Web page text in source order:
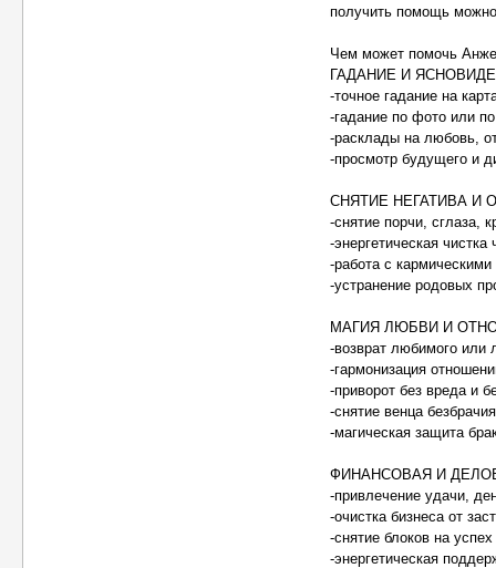
получить помощь
Чем может помочь
ГАДАНИЕ И
-точное гадание на
-гадание по фото или
-расклады на любовь,
-просмотр будущего и
СНЯТИЕ НЕГАТИВА И
-снятие порчи, сглаза,
-энергетическая
-работа с
-устранение родовых
МАГИЯ ЛЮБВИ И
-возврат любимого или
-гармонизация
-приворот без вреда и
-снятие венца
-магическая защита
ФИНАНСОВАЯ И
-привлечение удачи,
-очистка бизнеса от
-снятие блоков на
-энергетическая